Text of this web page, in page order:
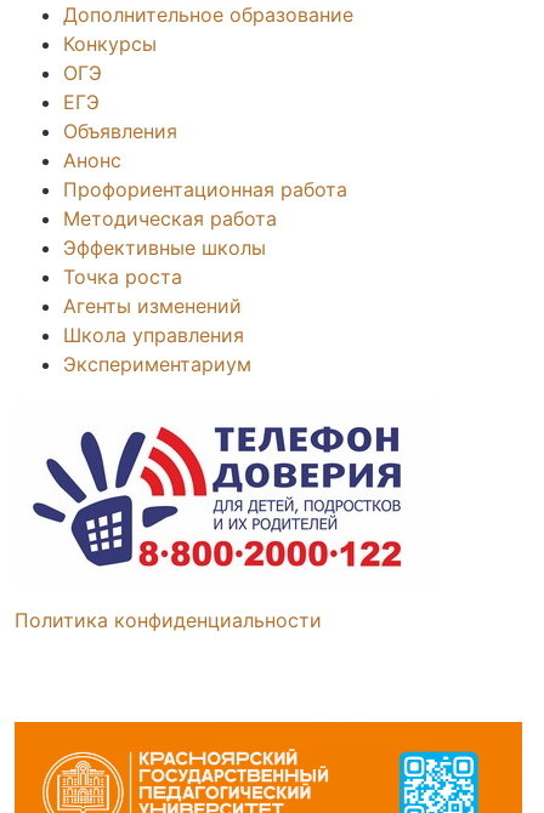
Дополнительное образование
Конкурсы
ОГЭ
ЕГЭ
Объявления
Анонс
Профориентационная работа
Методическая работа
Эффективные школы
Точка роста
Агенты изменений
Школа управления
Экспериментариум
Политика конфиденциальности